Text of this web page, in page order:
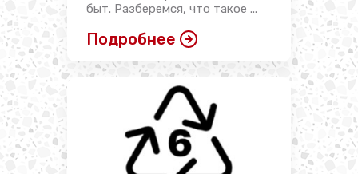
быт. Разберемся, что такое ...
Подробнее